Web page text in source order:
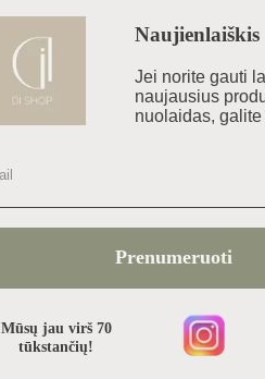
Naujienlaiškis
Jei norite gauti
naujausius
nuolaidas,
Prenumeruoti
Mūsų jau virš 70
tūkstančių!